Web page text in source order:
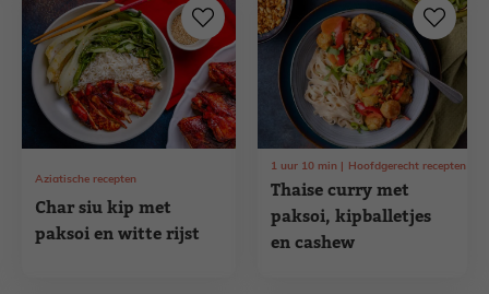
Char siu kip met
paksoi en witte rijst
Aziatische recepten
Thaise curry met
paksoi, kipballetjes
en cashew
1 uur 10 min Hoofdgerecht recepten